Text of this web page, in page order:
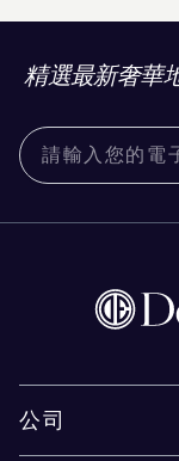
精選最新奢華
公司